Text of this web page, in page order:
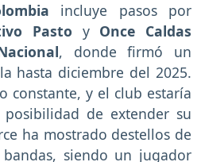
incluye pasos por
Pasto y Once Caldas
, donde firmó un
hasta diciembre del 2025.
constante, y el club estaría
de extender su
ha mostrado destellos de
siendo un jugador